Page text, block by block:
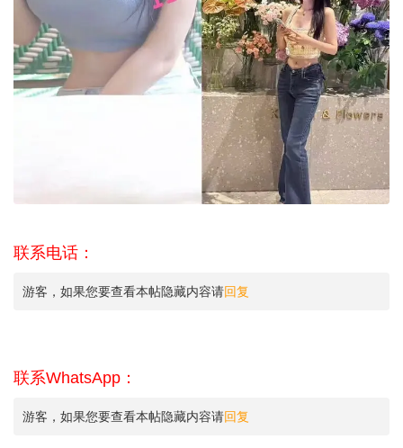
联系电话：
游客，如果您要查看本帖隐藏内容请回复
联系WhatsApp：
游客，如果您要查看本帖隐藏内容请回复